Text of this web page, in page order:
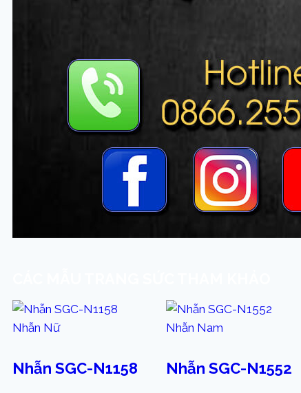
Nhẫn Nữ
Nhẫn SGC-N1158
Nhẫn Nam
Nhẫn SGC-N1552